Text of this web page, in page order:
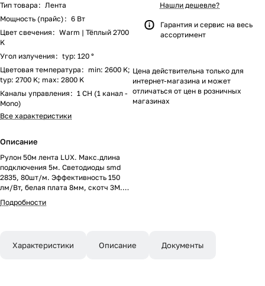
Тип товара : Лента
Мощность (прайс) : 6 Вт
Цвет свечения : Warm | Тёплый 2700
K
Угол излучения : typ: 120 °
Цветовая температура : min: 2600 K;
typ: 2700 K; max: 2800 K
Каналы управления : 1 CH (1 канал -
Mono)
Все характеристики
Описание
Рулон 50м лента LUX. Макс.длина
подключения 5м. Светодиоды smd
2835, 80шт/м. Эффективность 150
лм/Вт, белая плата 8мм, скотч 3М.
Цвет ТЁПЛЫЙ 2600-2800K. Угол 120°,
цветопередача CRI>85. Питание 24V,
подключением отрезать не более 5м.
Подробности
Нашли дешевле?
Гарантия и сервис на весь
ассортимент
Цена действительна только для
интернет-магазина и может
отличаться от цен в розничных
магазинах
Характеристики Описание Документы